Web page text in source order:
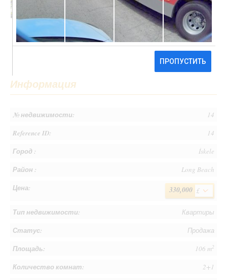
Информация
№ недвижимости:
14
Reference ID:
14
Город :
İskele
Район :
Long Beach
Цена:
330,000 £
Тип недвижимости:
Квартиры
Статус:
Продажа
Площадь:
106 m2
Количество комнат:
2+1